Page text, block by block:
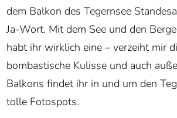
dem Balkon des Tegernsee
Ja-Wort. Mit dem See und den
habt ihr wirklich eine – verzeiht mir
bombastische Kulisse und auch
Balkons findet ihr in und um den
tolle Fotospots.